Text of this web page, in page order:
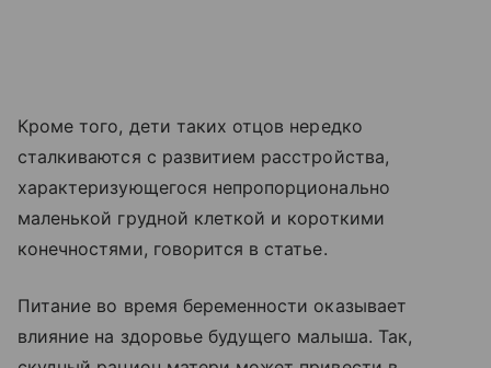
Кроме того, дети таких отцов нередко
сталкиваются с развитием расстройства,
характеризующегося непропорционально
маленькой грудной клеткой и короткими
конечностями, говорится в статье.
Питание во время беременности оказывает
влияние на здоровье будущего малыша. Так,